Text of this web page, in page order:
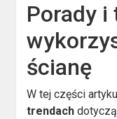
Porady i
ścianę
W tej części
trendach